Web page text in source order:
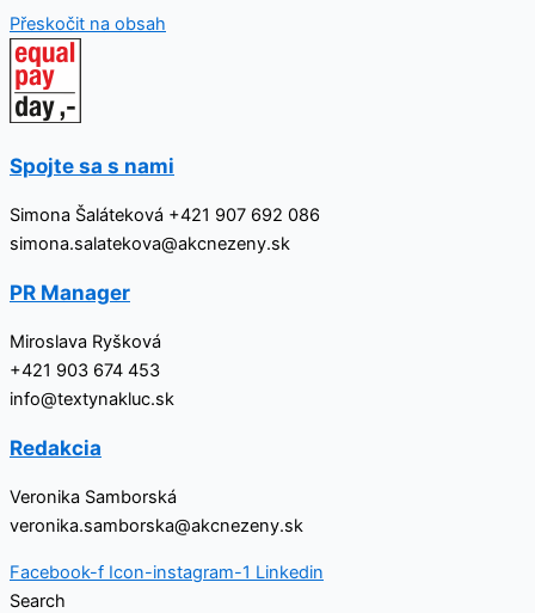
Přeskočit na obsah
Spojte sa s nami
Simona Šaláteková +421 907 692 086
simona.salatekova@akcnezeny.sk
PR Manager
Miroslava Ryšková
+421 903 674 453
info@textynakluc.sk
Redakcia
Veronika Samborská
veronika.samborska@akcnezeny.sk
Facebook-f Icon-instagram-1 Linkedin
Search